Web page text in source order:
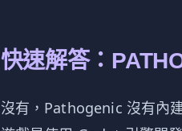
快速解答：
沒有，Pathogenic 沒有內